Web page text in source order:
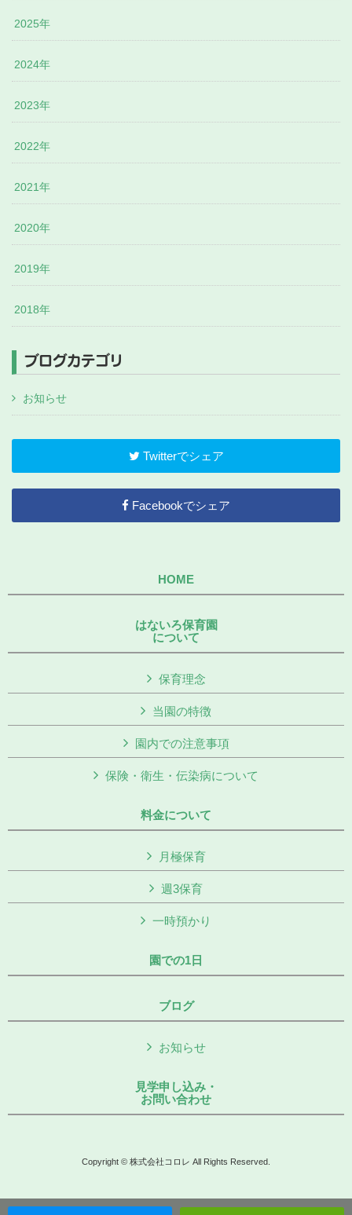
2025年
2024年
2023年
2022年
2021年
2020年
2019年
2018年
ブログカテゴリ
お知らせ
Twitterでシェア
Facebookでシェア
HOME
はないろ保育園
について
保育理念
当園の特徴
園内での注意事項
保険・衛生・伝染病について
料金について
月極保育
週3保育
一時預かり
園での1日
ブログ
お知らせ
見学申し込み・
お問い合わせ
Copyright © 株式会社コロレ All Rights Reserved.